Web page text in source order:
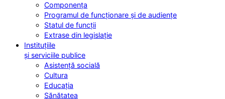
Componența
Programul de funcționare și de audiențe
Statul de funcții
Extrase din legislație
Instituțiile
și serviciile publice
Asistență socială
Cultura
Educația
Sănătatea